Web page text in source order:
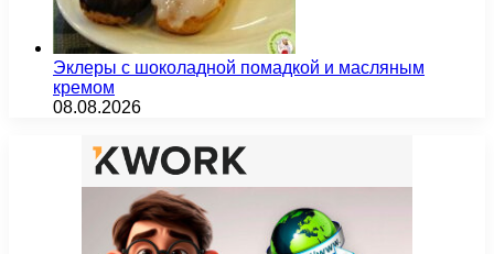
Эклеры с шоколадной помадкой и масляным
кремом
08.08.2026